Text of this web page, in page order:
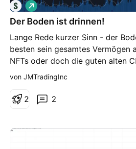
zu finanzieren. ACHTUNG: das
Markt ist noch nicht niedrig, d.h.
werden. Insgesamt steht unser
d.h. wir empfehlen einen
35%.
Der Boden ist drinnen!
Lange Rede kurzer Sinn - der
besten sein gesamtes Vermögen
NFTs oder doch die guten alten
auch nichts schief gehen :P Spaß
L
o
n
von JMTradingInc
2
2